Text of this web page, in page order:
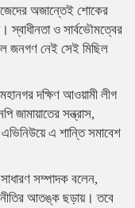
অজান্তেই শোকের
ও সার্বভৌমত্বের
জনগণ নেই সেই মিছিল
দক্ষিণ আওয়ামী লীগ
জামায়াতের সন্ত্রাস,
এভিনিউয়ে এ শান্তি সমাবেশ
সম্পাদক বলেন,
আতঙ্ক ছড়ায়। তবে